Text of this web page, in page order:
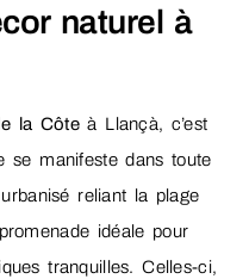
naturel à
la Côteà Llançà, c’est
se manifeste dans toute
reliant la plage
idéale pour
tranquilles. Celles-ci,